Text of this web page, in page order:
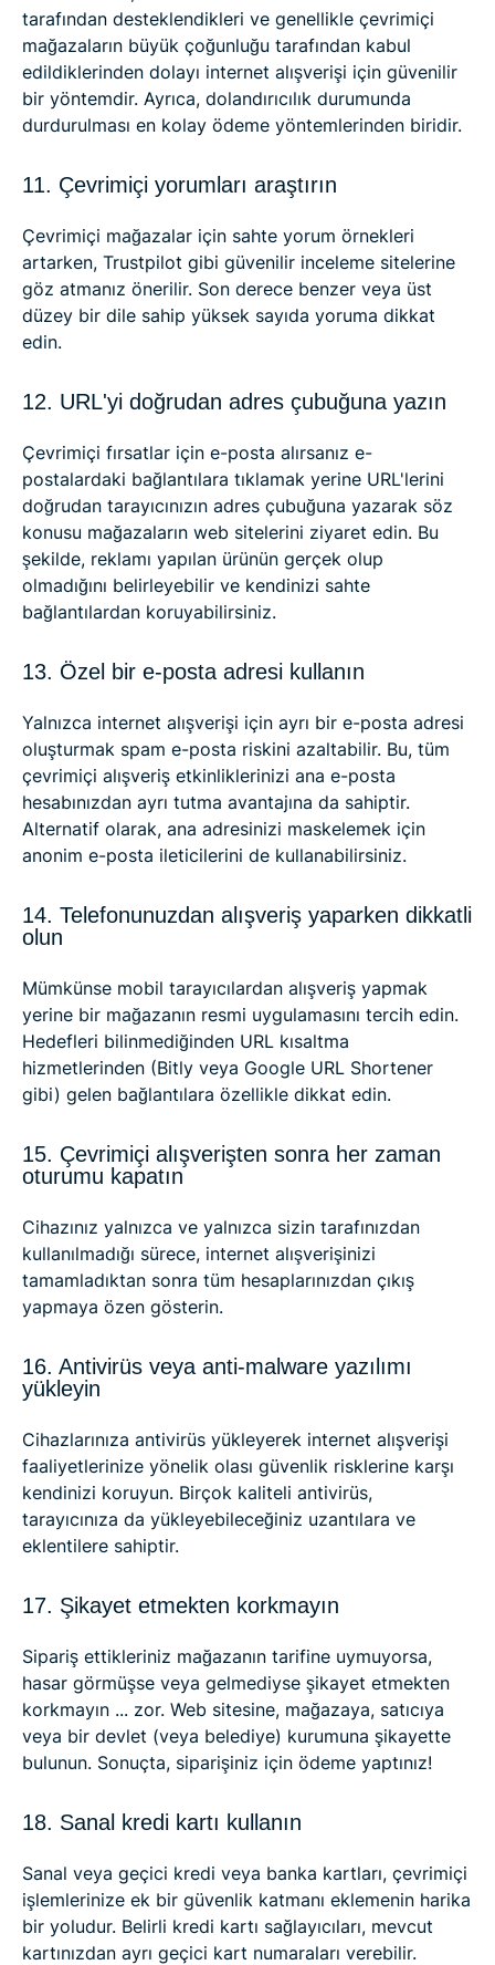
tarafından desteklendikleri ve genellikle çevrimiçi
mağazaların büyük çoğunluğu tarafından kabul
edildiklerinden dolayı internet alışverişi için güvenilir
bir yöntemdir. Ayrıca, dolandırıcılık durumunda
durdurulması en kolay ödeme yöntemlerinden biridir.
11. Çevrimiçi yorumları araştırın
Çevrimiçi mağazalar için sahte yorum örnekleri
artarken, Trustpilot gibi güvenilir inceleme sitelerine
göz atmanız önerilir. Son derece benzer veya üst
düzey bir dile sahip yüksek sayıda yoruma dikkat
edin.
12. URL'yi doğrudan adres çubuğuna yazın
Çevrimiçi fırsatlar için e-posta alırsanız e-
postalardaki bağlantılara tıklamak yerine URL'lerini
doğrudan tarayıcınızın adres çubuğuna yazarak söz
konusu mağazaların web sitelerini ziyaret edin. Bu
şekilde, reklamı yapılan ürünün gerçek olup
olmadığını belirleyebilir ve kendinizi sahte
bağlantılardan koruyabilirsiniz.
13. Özel bir e-posta adresi kullanın
Yalnızca internet alışverişi için ayrı bir e-posta adresi
oluşturmak spam e-posta riskini azaltabilir. Bu, tüm
çevrimiçi alışveriş etkinliklerinizi ana e-posta
hesabınızdan ayrı tutma avantajına da sahiptir.
Alternatif olarak, ana adresinizi maskelemek için
anonim e-posta ileticilerini de kullanabilirsiniz.
14. Telefonunuzdan alışveriş yaparken dikkatli
olun
Mümkünse mobil tarayıcılardan alışveriş yapmak
yerine bir mağazanın resmi uygulamasını tercih edin.
Hedefleri bilinmediğinden URL kısaltma
hizmetlerinden (Bitly veya Google URL Shortener
gibi) gelen bağlantılara özellikle dikkat edin.
15. Çevrimiçi alışverişten sonra her zaman
oturumu kapatın
Cihazınız yalnızca ve yalnızca sizin tarafınızdan
kullanılmadığı sürece, internet alışverişinizi
tamamladıktan sonra tüm hesaplarınızdan çıkış
yapmaya özen gösterin.
16. Antivirüs veya anti-malware yazılımı
yükleyin
Cihazlarınıza antivirüs yükleyerek internet alışverişi
faaliyetlerinize yönelik olası güvenlik risklerine karşı
kendinizi koruyun. Birçok kaliteli antivirüs,
tarayıcınıza da yükleyebileceğiniz uzantılara ve
eklentilere sahiptir.
17. Şikayet etmekten korkmayın
Sipariş ettikleriniz mağazanın tarifine uymuyorsa,
hasar görmüşse veya gelmediyse şikayet etmekten
korkmayın ... zor. Web sitesine, mağazaya, satıcıya
veya bir devlet (veya belediye) kurumuna şikayette
bulunun. Sonuçta, siparişiniz için ödeme yaptınız!
18. Sanal kredi kartı kullanın
Sanal veya geçici kredi veya banka kartları, çevrimiçi
işlemlerinize ek bir güvenlik katmanı eklemenin harika
bir yoludur. Belirli kredi kartı sağlayıcıları, mevcut
kartınızdan ayrı geçici kart numaraları verebilir.